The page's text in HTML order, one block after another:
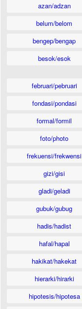
azan/adzan
belum/belom
bengep/bengap
besok/esok
februari/pebruari
fondasi/pondasi
formal/formil
foto/photo
frekuensi/frekwensi
gizi/gisi
gladi/geladi
gubuk/gubug
hadis/hadist
hafal/hapal
hakikat/hakekat
hierarki/hirarki
hipotesis/hipotesa